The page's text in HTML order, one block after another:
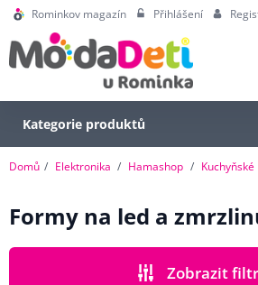
Rominkov magazín Přihlášení
Kategorie produktů
Domů Elektronika Hamashop
Formy na led a
Zobrazit